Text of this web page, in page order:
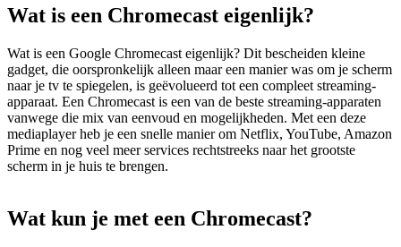
Wat is een Chromecast eigenlijk?
Wat is een Google Chromecast eigenlijk? Dit bescheiden kleine
gadget, die oorspronkelijk alleen maar een manier was om je scherm
naar je tv te spiegelen, is geëvolueerd tot een compleet streaming-
apparaat. Een Chromecast is een van de beste streaming-apparaten
vanwege die mix van eenvoud en mogelijkheden. Met een deze
mediaplayer heb je een snelle manier om Netflix, YouTube, Amazon
Prime en nog veel meer services rechtstreeks naar het grootste
scherm in je huis te brengen.
Wat kun je met een Chromecast?